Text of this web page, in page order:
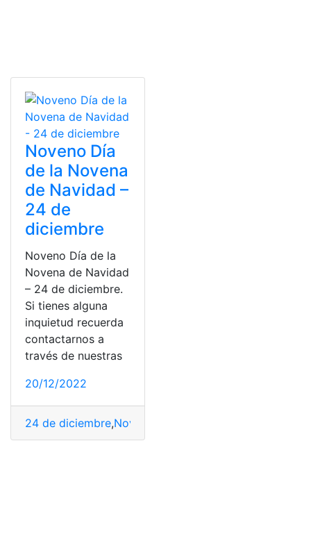
Noveno Día
de la Novena
de Navidad –
24 de
diciembre
Noveno Día de la
Novena de Navidad
– 24 de diciembre.
Si tienes alguna
inquietud recuerda
contactarnos a
través de nuestras
20/12/2022
24 de diciembre,Noveno Día de la Novena